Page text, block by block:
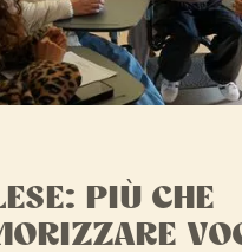
PIÙ CHE